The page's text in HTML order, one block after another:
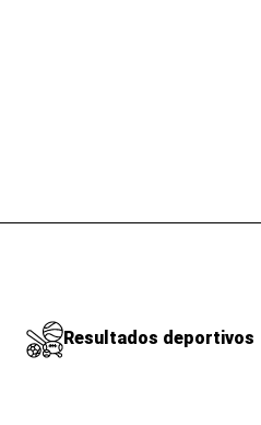
Resultados deportivos